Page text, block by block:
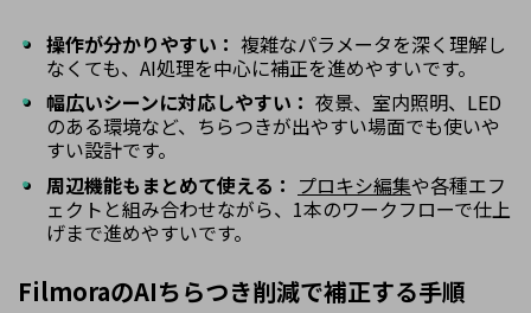
操作が分かりやすい： 複雑なパラメータを深く理解し
なくても、AI処理を中心に補正を進めやすいです。
幅広いシーンに対応しやすい： 夜景、室内照明、LED
のある環境など、ちらつきが出やすい場面でも使いや
すい設計です。
周辺機能もまとめて使える： プロキシ編集や各種エフ
ェクトと組み合わせながら、1本のワークフローで仕上
げまで進めやすいです。
FilmoraのAIちらつき削減で補正する手順